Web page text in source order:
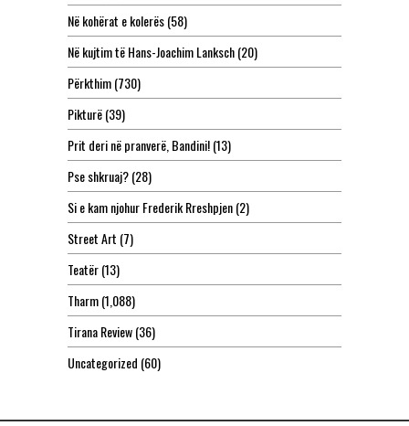
Në kohërat e kolerës(58)
Në kujtim të Hans-Joachim Lanksch(20)
Përkthim(730)
Pikturë(39)
Prit deri në pranverë, Bandini!(13)
Pse shkruaj?(28)
Si e kam njohur Frederik Rreshpjen(2)
Street Art (7)
Teatër(13)
Tharm(1,088)
Tirana Review(36)
Uncategorized (60)